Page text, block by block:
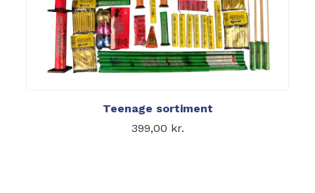
Teenage sortiment
399,00 kr.